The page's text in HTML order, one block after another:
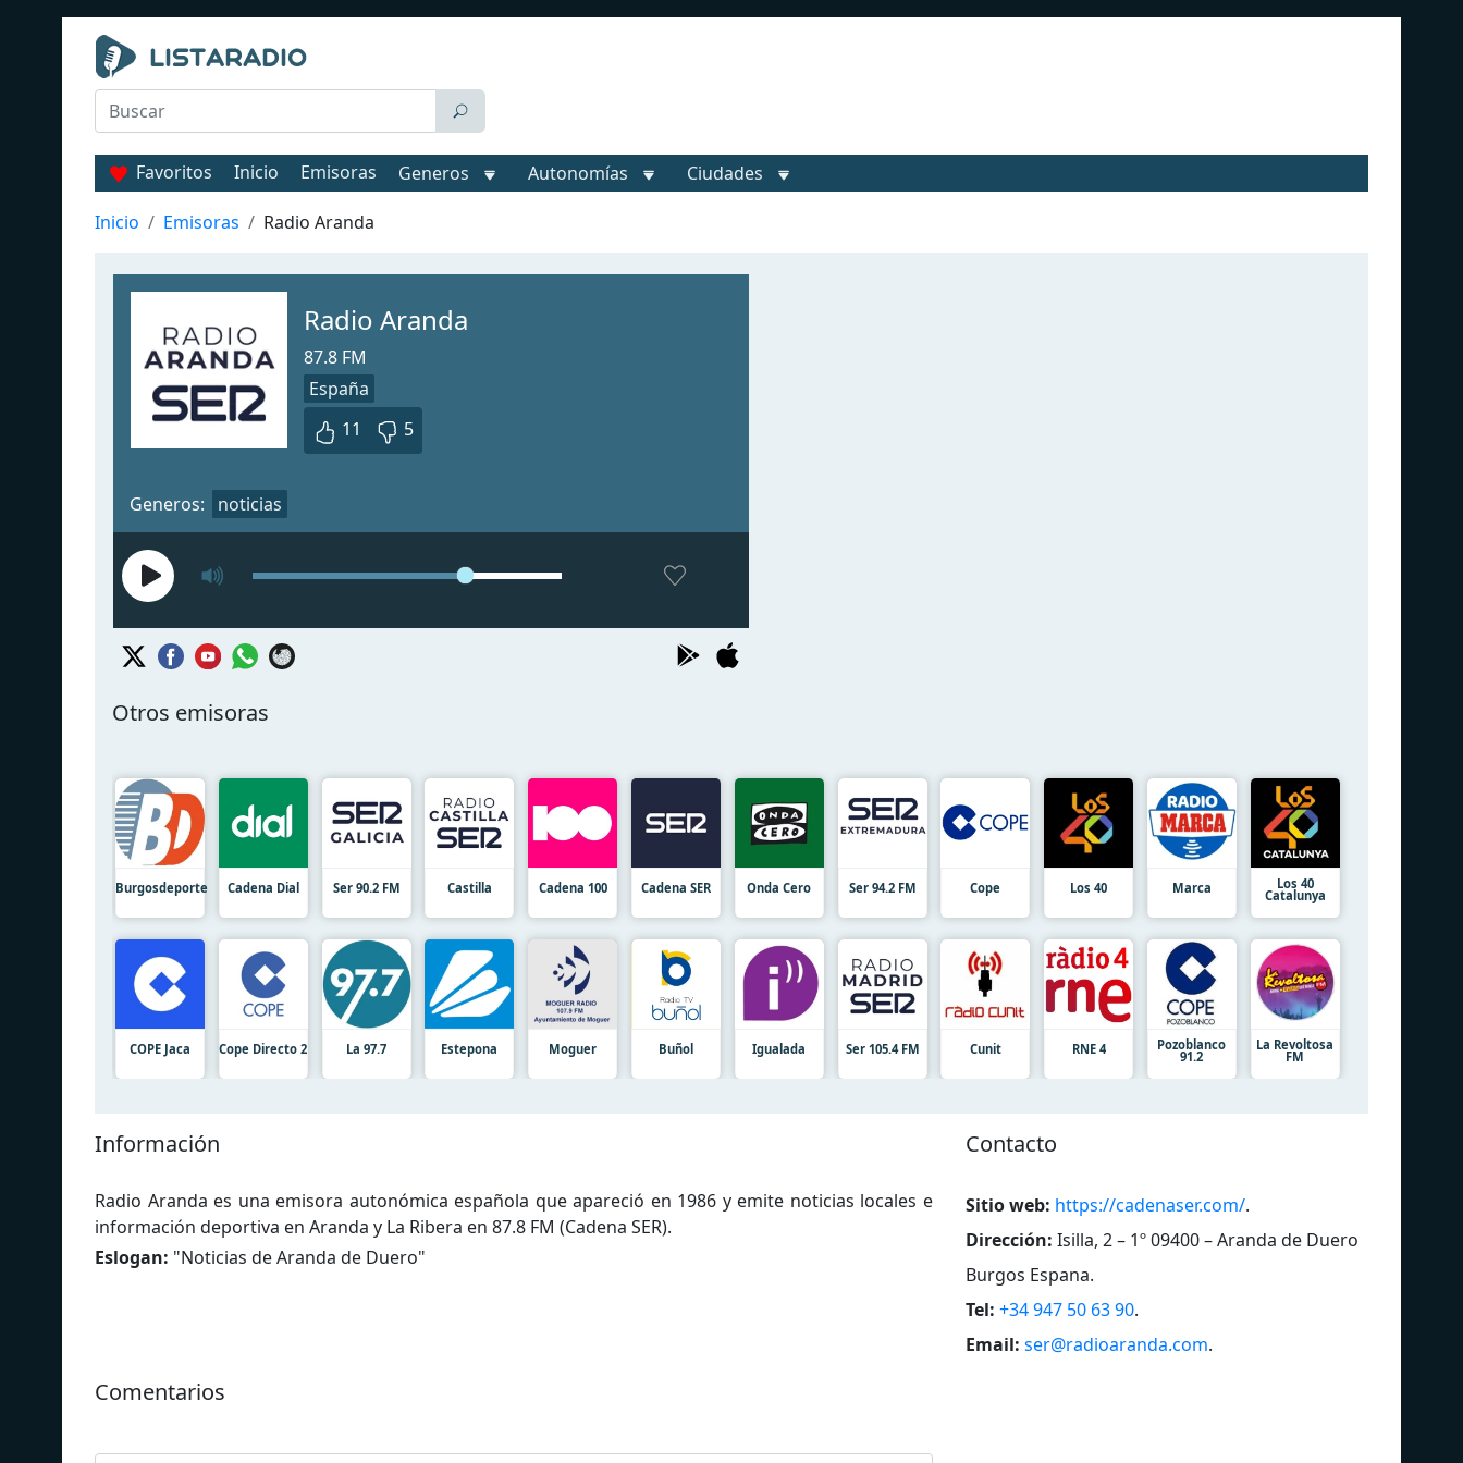
Favoritos Inicio Emisoras Generos Autonomías Ciudades
Inicio Emisoras Radio Aranda
Radio Aranda
87.8 FM
España
11
5
Generos: noticias
Otros emisoras
Burgosdeporte Cadena Dial Ser 90.2 FM Castilla Cadena 100 Cadena SER Onda Cero Ser 94.2 FM Cope Los 40 Marca Los 40
Catalunya
COPE Jaca Cope Directo 2 La 97.7 Estepona Moguer Buñol Igualada Ser 105.4 FM Cunit RNE 4 Pozoblanco
91.2
La Revoltosa
FM
Información
Radio Aranda es una emisora autonómica española que apareció en 1986 y emite noticias locales e
información deportiva en Aranda y La Ribera en 87.8 FM (Cadena SER).
Eslogan: "Noticias de Aranda de Duero"
Contacto
Sitio web: https://cadenaser.com/.
Dirección: Isilla, 2 – 1º 09400 – Aranda de Duero
Burgos Espana.
Tel: +34 947 50 63 90.
Email: ser@radioaranda.com.
Comentarios